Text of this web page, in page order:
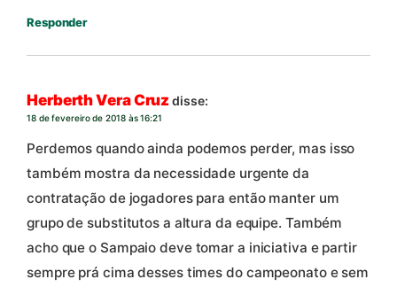
Responder
Herberth Vera Cruz disse:
18 de fevereiro de 2018 às 16:21
Perdemos quando ainda podemos perder, mas isso
também mostra da necessidade urgente da
contratação de jogadores para então manter um
grupo de substitutos a altura da equipe. Também
acho que o Sampaio deve tomar a iniciativa e partir
sempre prá cima desses times do campeonato e sem